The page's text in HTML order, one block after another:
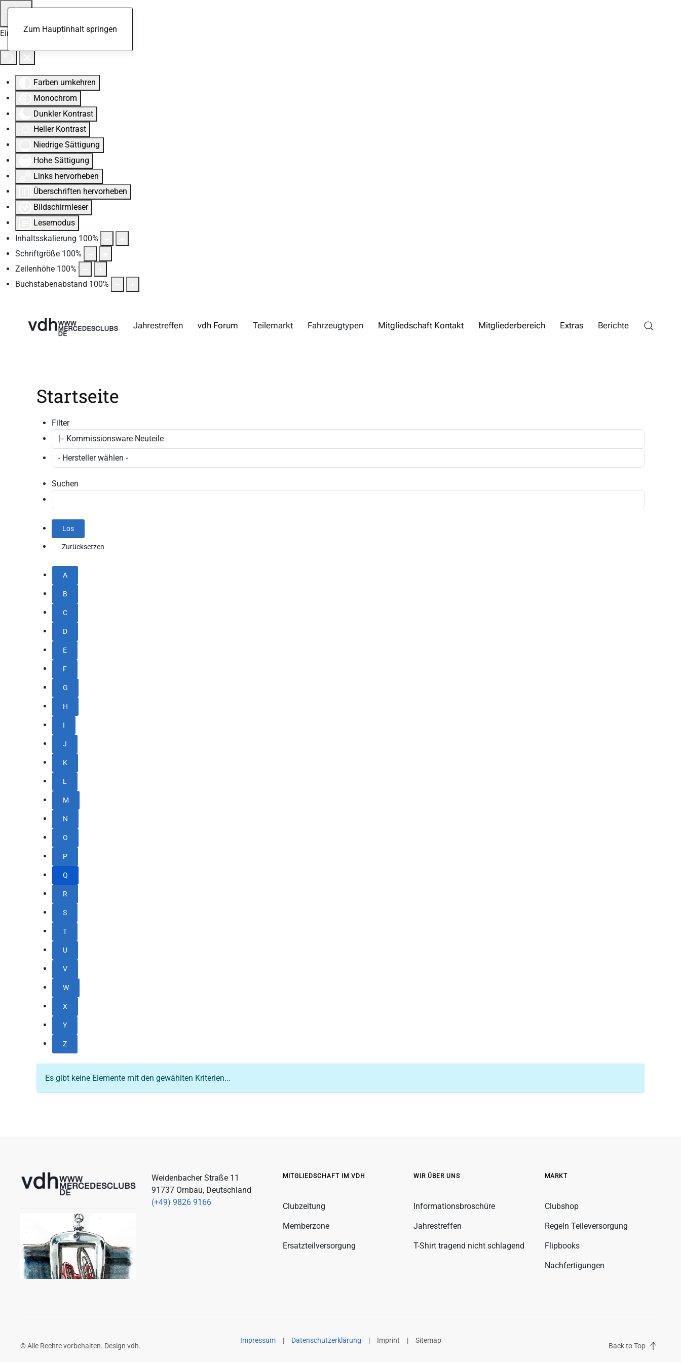
Eingabehilfen öffnen
Farben umkehren
Monochrom
Dunkler Kontrast
Heller Kontrast
Niedrige Sättigung
Hohe Sättigung
Links hervorheben
Überschriften hervorheben
Bildschirmleser
Lesemodus
Inhaltsskalierung 100%
Schriftgröße 100%
Zeilenhöhe 100%
Buchstabenabstand 100%
Zum Hauptinhalt springen
Jahrestreffen vdh Forum Teilemarkt Fahrzeugtypen Mitgliedschaft Kontakt Mitgliederbereich Extras Berichte
Startseite
Filter
Suchen
A
B
C
D
E
F
G
H
I
J
K
L
M
N
O
P
Q
R
S
T
U
V
W
X
Y
Z
Es gibt keine Elemente mit den gewählten Kriterien...
Weidenbacher Straße 11
91737 Ornbau, Deutschland
(+49) 9826 9166
MITGLIEDSCHAFT IM VDH
Clubzeitung
Memberzone
Ersatzteilversorgung
WIR ÜBER UNS
Informationsbroschüre
Jahrestreffen
T-Shirt tragend nicht schlagend
MARKT
Clubshop
Regeln Teileversorgung
Flipbooks
Nachfertigungen
© Alle Rechte vorbehalten. Design vdh.
Impressum| Datenschutzerklärung | Imprint | Sitemap
Back to Top